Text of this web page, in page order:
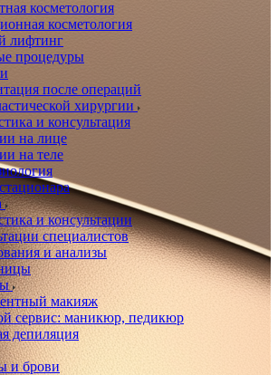
косметология
косметология
лифтинг
процедуры
после операций
хирургии
и консультация
на лице
на теле
и консультации
специалистов
и анализы
макияж
сервис: маникюр, педикюр
депиляция
и брови